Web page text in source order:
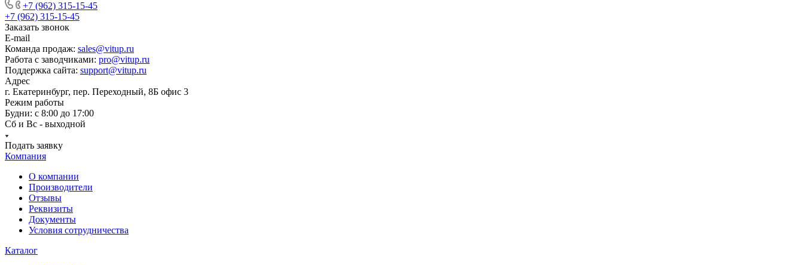
+7 (962) 315-15-45
+7 (962) 315-15-45
Заказать звонок
E-mail
Команда продаж: sales@vitup.ru
Работа с заводчиками: pro@vitup.ru
Поддержка сайта: support@vitup.ru
Адрес
г. Екатеринбург, пер. Переходный, 8Б офис 3
Режим работы
Будни: с 8:00 до 17:00
Сб и Вс - выходной
Подать заявку
Компания
О компании
Производители
Отзывы
Реквизиты
Документы
Условия сотрудничества
Каталог